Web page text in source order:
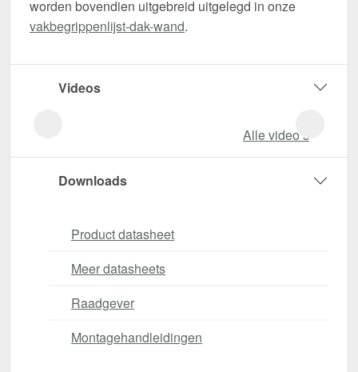
worden bovendien uitgebreid uitgelegd in onze
vakbegrippenlijst-dak-wand.
Videos
Alle video‘s
Downloads
Product datasheet
Meer datasheets
Raadgever
Montagehandleidingen